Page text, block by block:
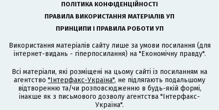
ПОЛІТИКА КОНФІДЕНЦІЙНОСТІ
ПРАВИЛА ВИКОРИСТАННЯ МАТЕРІАЛІВ УП
ПРИНЦИПИ І ПРАВИЛА РОБОТИ УП
Використання матеріалів сайту лише за умови посилання (для
інтернет-видань - гіперпосилання) на "Економічну правду".
Всі матеріали, які розміщені на цьому сайті із посиланням на
агентство "Інтерфакс-Україна", не підлягають подальшому
відтворенню та/чи розповсюдженню в будь-якій формі,
інакше як з письмового дозволу агентства "Інтерфакс-
Україна".